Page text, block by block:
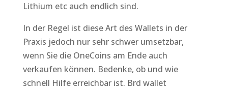
Lithium etc auch endlich sind.
In der Regel ist diese Art des Wallets in der
Praxis jedoch nur sehr schwer umsetzbar,
wenn Sie die OneCoins am Ende auch
verkaufen können. Bedenke, ob und wie
schnell Hilfe erreichbar ist. Brd wallet